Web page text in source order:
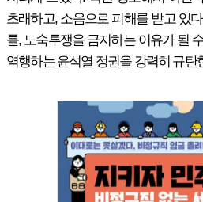
초래하고, 소음으로 피해를 받고 있
를, 노숙투쟁을 금지하는 이유가 될
역행하는 윤석열 정권을 강력히 규탄